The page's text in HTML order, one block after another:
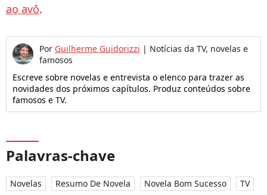
ao avô.
Por Guilherme Guidorizzi | Notícias da TV, novelas e
famosos
Escreve sobre novelas e entrevista o elenco para trazer as
novidades dos próximos capítulos. Produz conteúdos sobre
famosos e TV.
Palavras-chave
Novelas Resumo De Novela Novela Bom Sucesso TV